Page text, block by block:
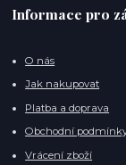
Informace pro
O nás
Jak nakupovat
Platba a doprava
Obchodní
Vrácení zboží